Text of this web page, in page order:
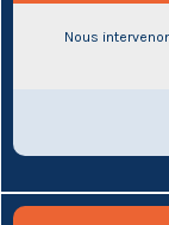
Nous